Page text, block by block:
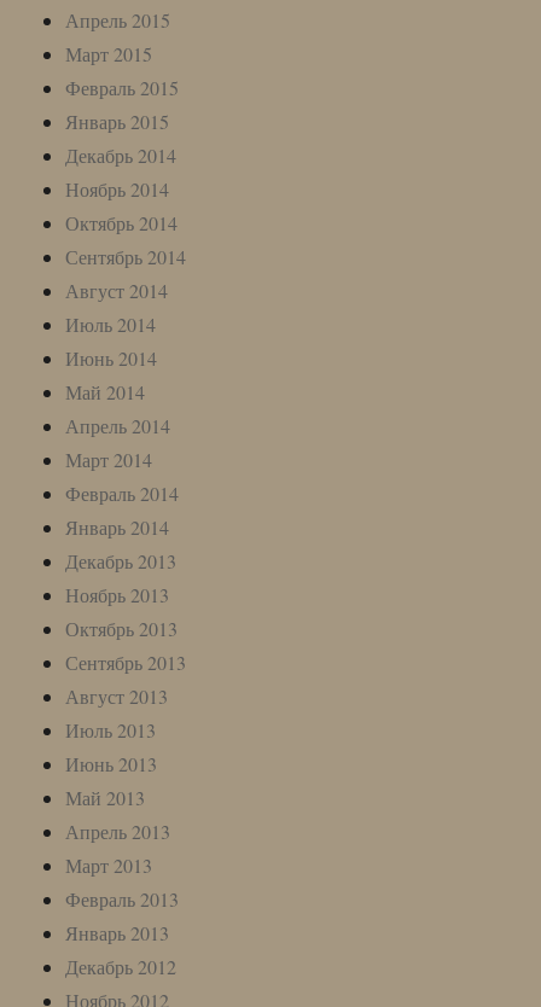
Апрель 2015
Март 2015
Февраль 2015
Январь 2015
Декабрь 2014
Ноябрь 2014
Октябрь 2014
Сентябрь 2014
Август 2014
Июль 2014
Июнь 2014
Май 2014
Апрель 2014
Март 2014
Февраль 2014
Январь 2014
Декабрь 2013
Ноябрь 2013
Октябрь 2013
Сентябрь 2013
Август 2013
Июль 2013
Июнь 2013
Май 2013
Апрель 2013
Март 2013
Февраль 2013
Январь 2013
Декабрь 2012
Ноябрь 2012